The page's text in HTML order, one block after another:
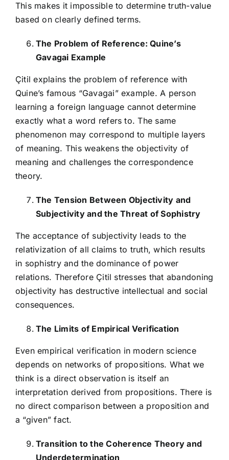
This makes it impossible to determine truth-value
based on clearly defined terms.
The Problem of Reference: Quine’s
Gavagai Example
Çitil explains the problem of reference with
Quine’s famous “Gavagai” example. A person
learning a foreign language cannot determine
exactly what a word refers to. The same
phenomenon may correspond to multiple layers
of meaning. This weakens the objectivity of
meaning and challenges the correspondence
theory.
The Tension Between Objectivity and
Subjectivity and the Threat of Sophistry
The acceptance of subjectivity leads to the
relativization of all claims to truth, which results
in sophistry and the dominance of power
relations. Therefore Çitil stresses that abandoning
objectivity has destructive intellectual and social
consequences.
The Limits of Empirical Verification
Even empirical verification in modern science
depends on networks of propositions. What we
think is a direct observation is itself an
interpretation derived from propositions. There is
no direct comparison between a proposition and
a “given” fact.
Transition to the Coherence Theory and
Underdetermination